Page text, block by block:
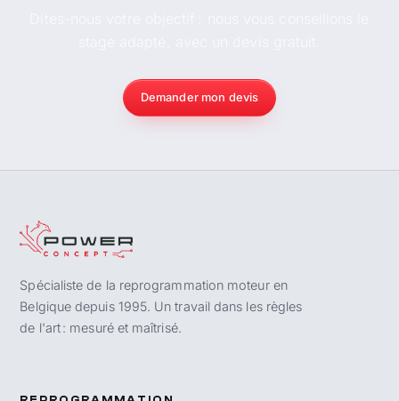
Demander mon devis
Spécialiste de la reprogrammation moteur en
Belgique depuis 1995. Un travail dans les règles
de l'art : mesuré et maîtrisé.